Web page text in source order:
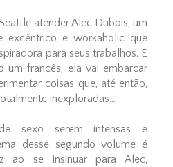
atender Alec Dubois, um
excêntrico e workaholic que
para seus trabalhos. E
um francês, ela vai embarcar
coisas que, até então,
inexploradas...
sexo serem intensas e
desse segundo volume é
ao se insinuar para Alec,